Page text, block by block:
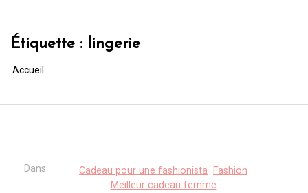
Étiquette : lingerie
Accueil
Dans Cadeau pour une fashionista
Fashion
Meilleur cadeau femme